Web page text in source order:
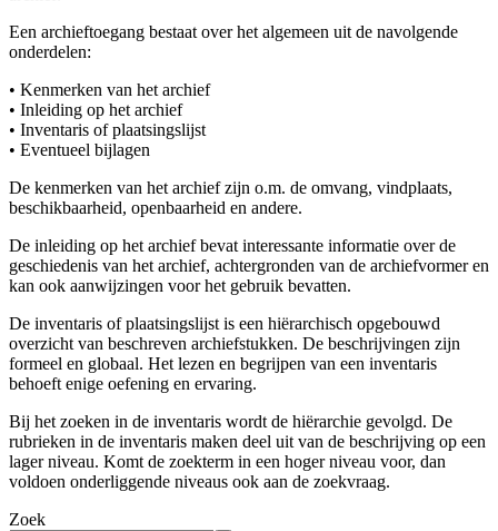
Een archieftoegang bestaat over het algemeen uit de navolgende
onderdelen:
• Kenmerken van het archief
• Inleiding op het archief
• Inventaris of plaatsingslijst
• Eventueel bijlagen
De kenmerken van het archief zijn o.m. de omvang, vindplaats,
beschikbaarheid, openbaarheid en andere.
De inleiding op het archief bevat interessante informatie over de
geschiedenis van het archief, achtergronden van de archiefvormer en
kan ook aanwijzingen voor het gebruik bevatten.
De inventaris of plaatsingslijst is een hiërarchisch opgebouwd
overzicht van beschreven archiefstukken. De beschrijvingen zijn
formeel en globaal. Het lezen en begrijpen van een inventaris
behoeft enige oefening en ervaring.
Bij het zoeken in de inventaris wordt de hiërarchie gevolgd. De
rubrieken in de inventaris maken deel uit van de beschrijving op een
lager niveau. Komt de zoekterm in een hoger niveau voor, dan
voldoen onderliggende niveaus ook aan de zoekvraag.
Zoek